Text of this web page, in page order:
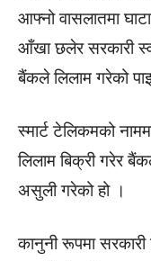
आफ्नो वासलातमा
आँखा छलेर सरकारी
बैंकले लिलाम गरेको
स्मार्ट टेलिकमको
लिलाम बिक्री गरेर
असुली गरेको हो ।
कानुनी रूपमा